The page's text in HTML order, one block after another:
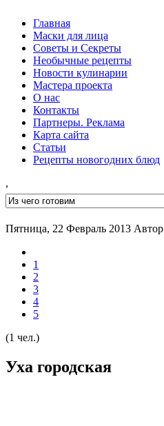
Главная
Маски для лица
Советы и Секреты
Необычные рецепты
Новости кулинарии
Мастера проекта
О нас
Контакты
Партнеры. Реклама
Карта сайта
Статьи
Рецепты новогодних блюд
,
Пятница, 22 Февраль 2013 Автор
1
2
3
4
5
(1 чел.)
Уха городская